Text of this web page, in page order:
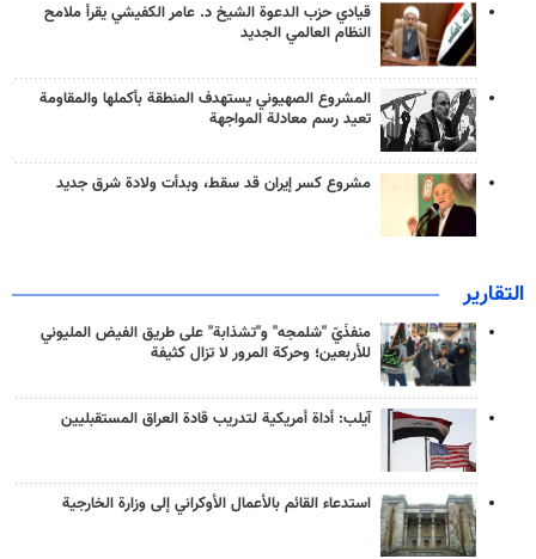
قيادي حزب الدعوة الشيخ د. عامر الكفيشي يقرأ ملامح
النظام العالمي الجديد
المشروع الصهيوني يستهدف المنطقة بأكملها والمقاومة
تعيد رسم معادلة المواجهة
مشروع كسر إيران قد سقط، وبدأت ولادة شرق جديد
التقارير
منفذَيّ "شلمجه" و"تشذابة" على طريق الفيض المليوني
للأربعين؛ وحركة المرور لا تزال كثيفة
آيلب: أداة أمريكية لتدريب قادة العراق المستقبليين
استدعاء القائم بالأعمال الأوكراني إلى وزارة الخارجية